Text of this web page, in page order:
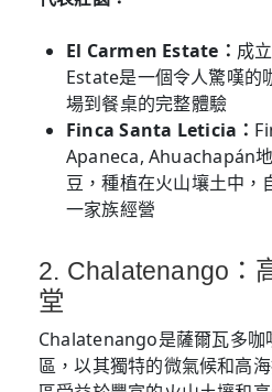
El Carmen Estate： 成
Estate是一個令人驚嘆的
場到餐桌的完整體驗
Finca Santa Leticia：
Apaneca, Ahuachapán
豆，種植在火山壤土中，
一家族經營
2. Chalatenango：
堂
Chalatenango是薩爾瓦多咖
區，以其獨特的微氣候和高